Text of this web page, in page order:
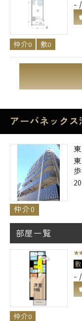
-
仲介0 敷0
アーバネック
仲介0
部屋一覧
敷
-
仲介0